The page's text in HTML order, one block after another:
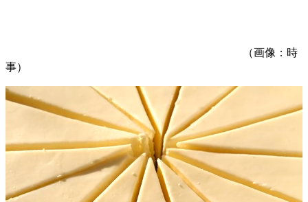
（画像：時
事）